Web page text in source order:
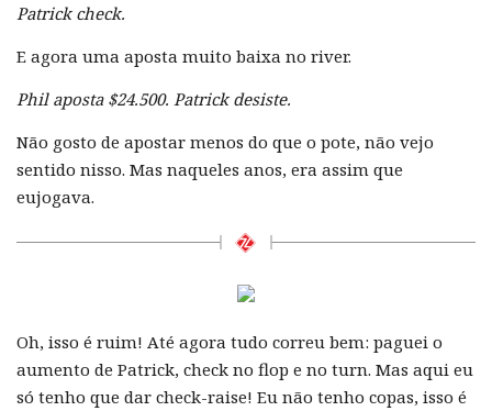
Patrick check.
E agora uma aposta muito baixa no river.
Phil aposta $24.500. Patrick desiste.
Não gosto de apostar menos do que o pote, não vejo
sentido nisso. Mas naqueles anos, era assim que
eujogava.
Oh, isso é ruim! Até agora tudo correu bem: paguei o
aumento de Patrick, check no flop e no turn. Mas aqui eu
só tenho que dar check-raise! Eu não tenho copas, isso é